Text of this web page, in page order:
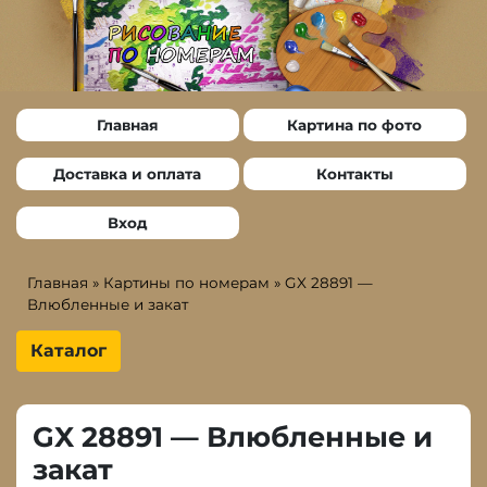
Главная Картина по фото
Доставка и оплата Контакты
Вход
Главная » Картины по номерам » GX 28891 —
Влюбленные и закат
Каталог
GX 28891 — Влюбленные и
закат